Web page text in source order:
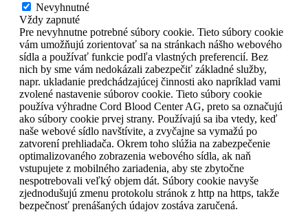
Nevyhnutné
Vždy zapnuté
Pre nevyhnutne potrebné súbory cookie. Tieto súbory cookie
vám umožňujú zorientovať sa na stránkach nášho webového
sídla a používať funkcie podľa vlastných preferencií. Bez
nich by sme vám nedokázali zabezpečiť základné služby,
napr. ukladanie predchádzajúcej činnosti ako napríklad vami
zvolené nastavenie súborov cookie. Tieto súbory cookie
používa výhradne Cord Blood Center AG, preto sa označujú
ako súbory cookie prvej strany. Používajú sa iba vtedy, keď
naše webové sídlo navštívite, a zvyčajne sa vymažú po
zatvorení prehliadača. Okrem toho slúžia na zabezpečenie
optimalizovaného zobrazenia webového sídla, ak naň
vstupujete z mobilného zariadenia, aby ste zbytočne
nespotrebovali veľký objem dát. Súbory cookie navyše
zjednodušujú zmenu protokolu stránok z http na https, takže
bezpečnosť prenášaných údajov zostáva zaručená.